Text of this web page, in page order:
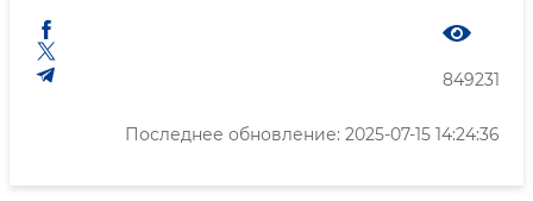
849231
Последнее обновление: 2025-07-15 14:24:36